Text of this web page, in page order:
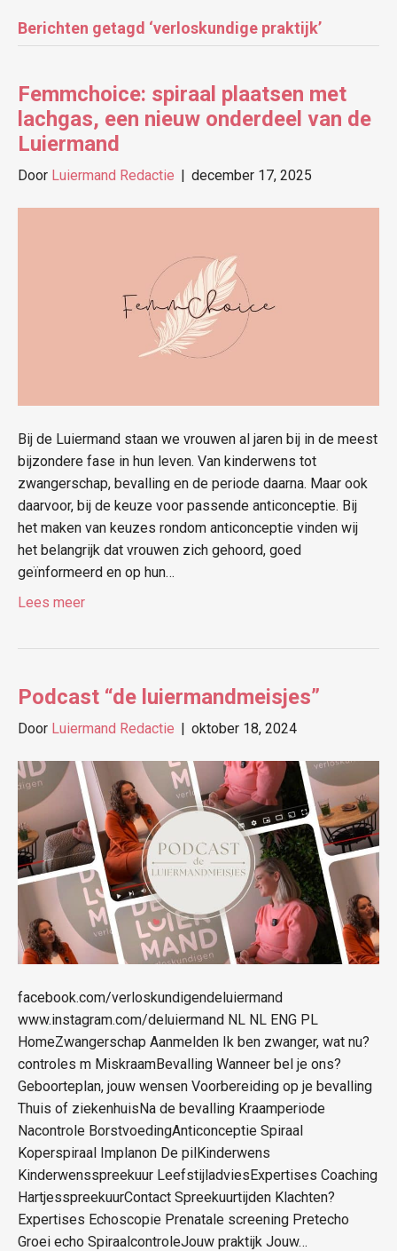
Berichten getagd ‘verloskundige praktijk’
Femmchoice: spiraal plaatsen met
lachgas, een nieuw onderdeel van de
Luiermand
Door Luiermand Redactie | december 17, 2025
Bij de Luiermand staan we vrouwen al jaren bij in de meest
bijzondere fase in hun leven. Van kinderwens tot
zwangerschap, bevalling en de periode daarna. Maar ook
daarvoor, bij de keuze voor passende anticonceptie. Bij
het maken van keuzes rondom anticonceptie vinden wij
het belangrijk dat vrouwen zich gehoord, goed
geïnformeerd en op hun…
Lees meer
Podcast “de luiermandmeisjes”
Door Luiermand Redactie | oktober 18, 2024
facebook.com/verloskundigendeluiermand
www.instagram.com/deluiermand NL NL ENG PL
HomeZwangerschap Aanmelden Ik ben zwanger, wat nu?
controles m MiskraamBevalling Wanneer bel je ons?
Geboorteplan, jouw wensen Voorbereiding op je bevalling
Thuis of ziekenhuisNa de bevalling Kraamperiode
Nacontrole BorstvoedingAnticonceptie Spiraal
Koperspiraal Implanon De pilKinderwens
Kinderwensspreekuur LeefstijladviesExpertises Coaching
HartjesspreekuurContact Spreekuurtijden Klachten?
Expertises Echoscopie Prenatale screening Pretecho
Groei echo SpiraalcontroleJouw praktijk Jouw…